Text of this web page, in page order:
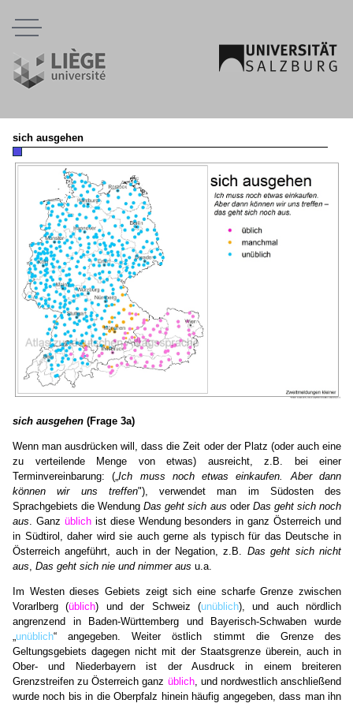
sich ausgehen
sich ausgehen (Frage 3a)
Wenn man ausdrücken will, dass die Zeit oder der Platz (oder auch eine
zu verteilende Menge von etwas) ausreicht, z.B. bei einer
Terminvereinbarung: („Ich muss noch etwas einkaufen. Aber dann
können wir uns treffen"), verwendet man im Südosten des
Sprachgebiets die WendungDas geht sich aus oder Das geht sich noch
aus. Ganz üblichist diese Wendung besonders in ganz Österreich und
in Südtirol, daher wird sie auch gerne als typisch für das Deutsche in
Österreich angeführt, auch in der Negation, z.B. Das geht sich nicht
aus, Das geht sich nie und nimmer aus u.a.
Im Westen dieses Gebiets zeigt sich eine scharfe Grenze zwischen
Vorarlberg (üblich) und der Schweiz (unüblich), und auch nördlich
angrenzend in Baden-Württemberg und Bayerisch-Schwaben wurde
unüblich“ angegeben. Weiter östlich stimmt die Grenze des
Geltungsgebiets dagegen nicht mit der Staatsgrenze überein, auch in
Ober- und Niederbayern ist der Ausdruck in einem breiteren
Grenzstreifen zu Österreich ganz üblich, und nordwestlich anschließend
wurde noch bis in die Oberpfalz hinein häufig angegeben, dass man ihn